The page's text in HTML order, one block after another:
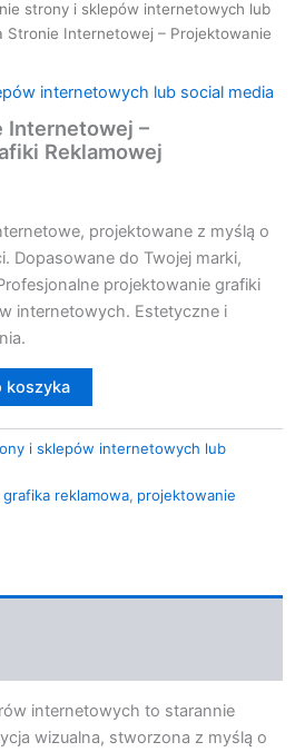
strony i sklepów internetowych lub
Stronie Internetowej – Projektowanie
internetowych lub social media
Internetowej –
Reklamowej
projektowane z myślą o
Dopasowane do Twojej marki,
projektowanie grafiki
internetowych. Estetyczne i
koszyka
i sklepów internetowych lub
grafika reklamowa, projektowanie
internetowych to starannie
wizualna, stworzona z myślą o